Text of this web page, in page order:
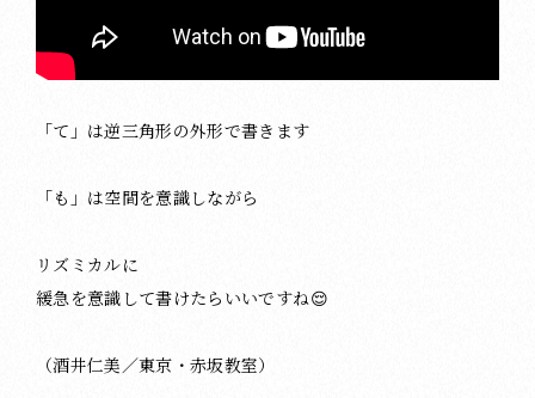
「て」は逆三角形の外形で書きます
「も」は空間を意識しながら
リズミカルに
緩急を意識して書けたらいいですね😌
（酒井仁美／東京・赤坂教室）